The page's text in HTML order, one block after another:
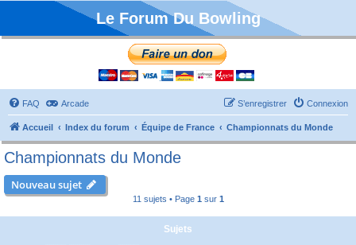
Le Forum Du Bowling
FAQ Arcade Connexion
S’enregistrer
Accueil Index du forum Équipe de France Championnats du Monde
Championnats du Monde
Nouveau sujet
11 sujets • Page 1 sur 1
Sujets